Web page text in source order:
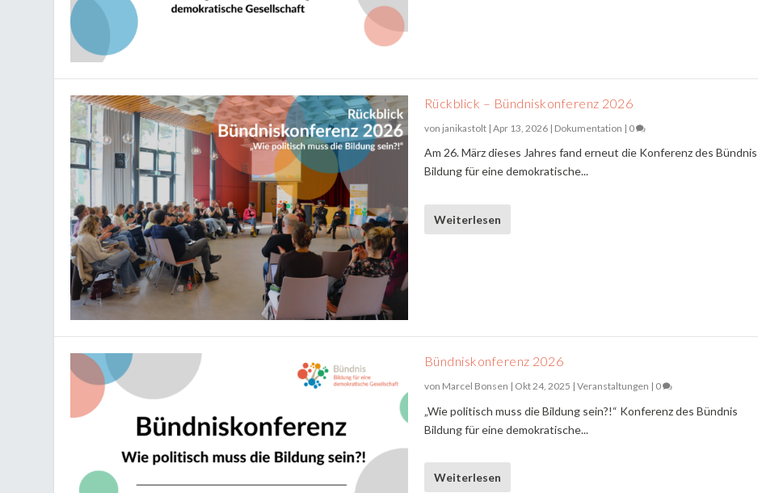
Rückblick – Bündniskonferenz 2026
von janikastolt| Apr 13, 2026| Dokumentation | 0
Am 26. März dieses Jahres fand erneut die Konferenz des Bündnis
Bildung für eine demokratische...
Weiterlesen
Bündniskonferenz 2026
von Marcel Bonsen | Okt 24, 2025 | Veranstaltungen | 0
„Wie politisch muss die Bildung sein?!“ Konferenz des Bündnis
Bildung für eine demokratische...
Weiterlesen